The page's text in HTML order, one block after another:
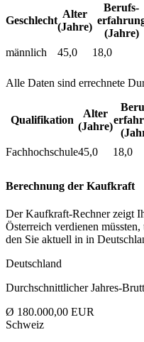
Geschlecht
Alter
(Jahre)
Berufs­
(Jahre)
männlich 45,0 18,0
Alle Daten sind errechnete
Qualifikation
Alter
(Jahre)
Fachhochschule45,0 18,0
Berechnung der Kaufkraft
Der Kaufkraft-Rechner zeigt
Österreich verdienen
den Sie aktuell in in
Deutschland
Durchschnittlicher Jahres-
Ø 180.000,00 EUR
Schweiz